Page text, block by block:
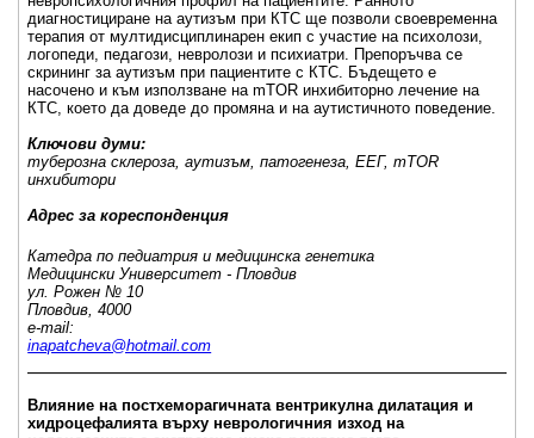
диагностициране на аутизъм при КТС ще позволи своевременна
терапия от мултидисциплинарен екип с участие на психолози,
логопеди, педагози, невролози и психиатри. Препоръчва се
скрининг за аутизъм при пациентите с КТС. Бъдещето е
насочено и към използване на mTOR инхибиторно лечение на
КТС, което да доведе до промяна и на аутистичното поведение.
Ключови думи:
туберозна склероза, аутизъм, патогенеза, ЕЕГ, mTOR
инхибитори
Адрес за кореспонденция
Катедра по педиатрия и медицинска генетика
Медицински Университет - Пловдив
ул. Рожен № 10
Пловдив, 4000
e-mail:
inapatcheva@hotmail.com
Влияние на постхеморагичната вентрикулна дилатация и
хидроцефалията върху неврологичния изход на